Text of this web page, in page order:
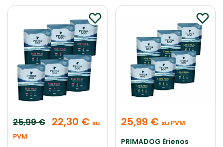
25,99€ 22,30 € su
PVM
25,99 € su PVM
PRIMADOG Ėrienos